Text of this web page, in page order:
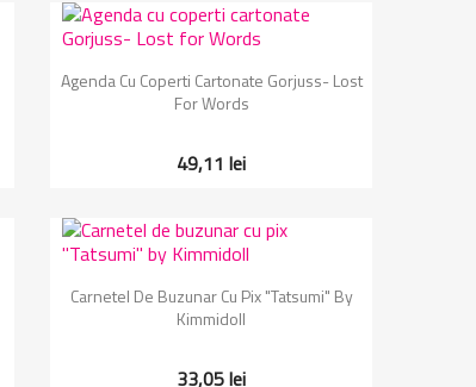
Vizualizare rapida
Agenda Cu Coperti Cartonate Gorjuss- Lost
For Words
49,11 lei
 Vizualizare rapida
Carnetel De Buzunar Cu Pix "Tatsumi" By
Kimmidoll
33,05 lei